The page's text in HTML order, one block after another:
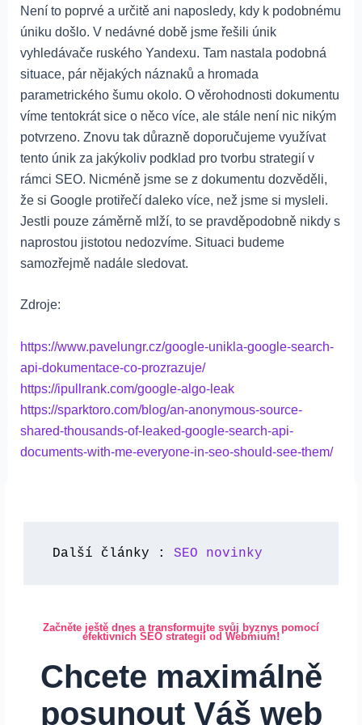
Není to poprvé a určitě ani naposledy, kdy k podobnému
úniku došlo. V nedávné době jsme řešili únik
vyhledávače ruského Yandexu. Tam nastala podobná
situace, pár nějakých náznaků a hromada
parametrického šumu okolo. O věrohodnosti dokumentu
víme tentokrát sice o něco více, ale stále není nic nikým
potvrzeno. Znovu tak důrazně doporučujeme využívat
tento únik za jakýkoliv podklad pro tvorbu strategií v
rámci SEO. Nicméně jsme se z dokumentu dozvěděli,
že si Google protiřečí daleko více, než jsme si mysleli.
Jestli pouze záměrně mlží, to se pravděpodobně nikdy s
naprostou jistotou nedozvíme. Situaci budeme
samozřejmě nadále sledovat.
Zdroje:
https://www.pavelungr.cz/google-unikla-google-search-
api-dokumentace-co-prozrazuje/
https://ipullrank.com/google-algo-leak
https://sparktoro.com/blog/an-anonymous-source-
shared-thousands-of-leaked-google-search-api-
documents-with-me-everyone-in-seo-should-see-them/
Další články : SEO novinky
Začněte ještě dnes a transformujte svůj byznys pomocí
efektivních SEO strategií od Webmium!
Chcete maximálně
posunout Váš web